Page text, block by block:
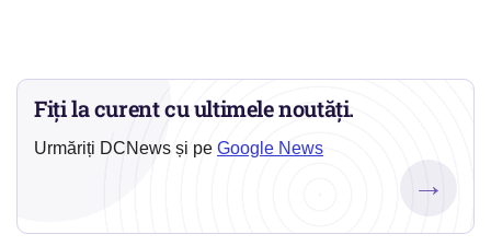
Fiți la curent cu ultimele noutăți.
Urmăriți DCNews și pe Google News
→